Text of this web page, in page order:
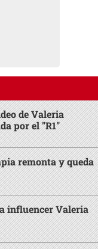
de Valeria
por el "R1"
remonta y queda
influencer Valeria